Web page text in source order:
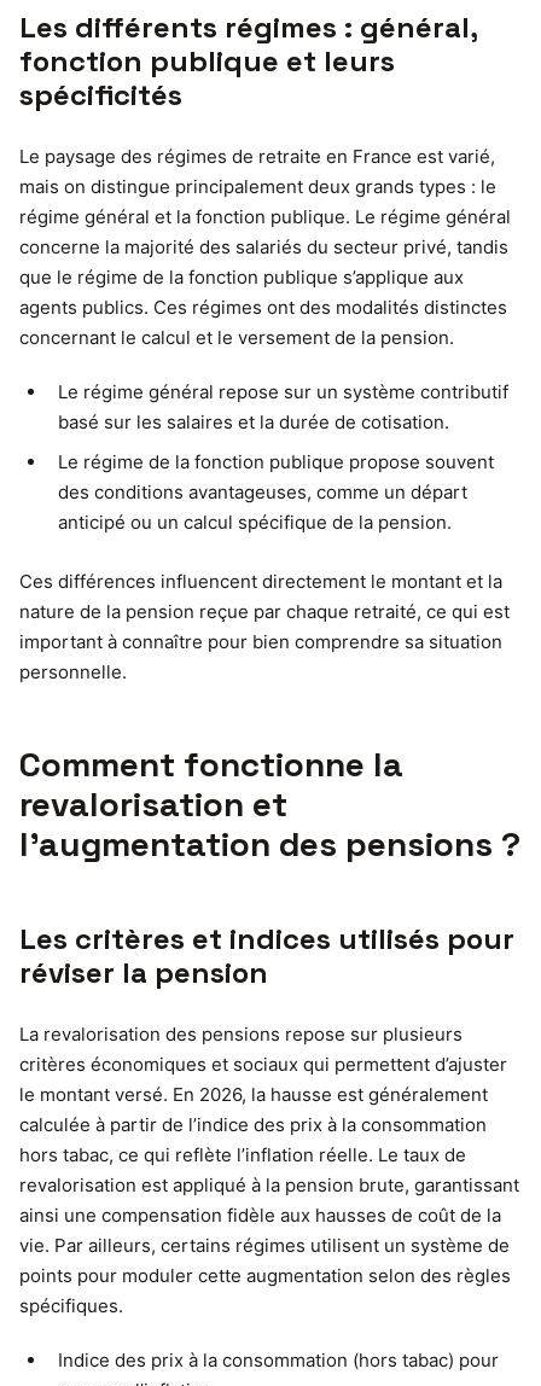
Les différents régimes : général,
fonction publique et leurs
spécificités
Le paysage des régimes de retraite en France est varié,
mais on distingue principalement deux grands types : le
régime général et la fonction publique. Le régime général
concerne la majorité des salariés du secteur privé, tandis
que le régime de la fonction publique s’applique aux
agents publics. Ces régimes ont des modalités distinctes
concernant le calcul et le versement de la pension.
Le régime général repose sur un système contributif
basé sur les salaires et la durée de cotisation.
Le régime de la fonction publique propose souvent
des conditions avantageuses, comme un départ
anticipé ou un calcul spécifique de la pension.
Ces différences influencent directement le montant et la
nature de la pension reçue par chaque retraité, ce qui est
important à connaître pour bien comprendre sa situation
personnelle.
Comment fonctionne la
revalorisation et
l’augmentation des pensions ?
Les critères et indices utilisés pour
réviser la pension
La revalorisation des pensions repose sur plusieurs
critères économiques et sociaux qui permettent d’ajuster
le montant versé. En 2026, la hausse est généralement
calculée à partir de l’indice des prix à la consommation
hors tabac, ce qui reflète l’inflation réelle. Le taux de
revalorisation est appliqué à la pension brute, garantissant
ainsi une compensation fidèle aux hausses de coût de la
vie. Par ailleurs, certains régimes utilisent un système de
points pour moduler cette augmentation selon des règles
spécifiques.
Indice des prix à la consommation (hors tabac) pour